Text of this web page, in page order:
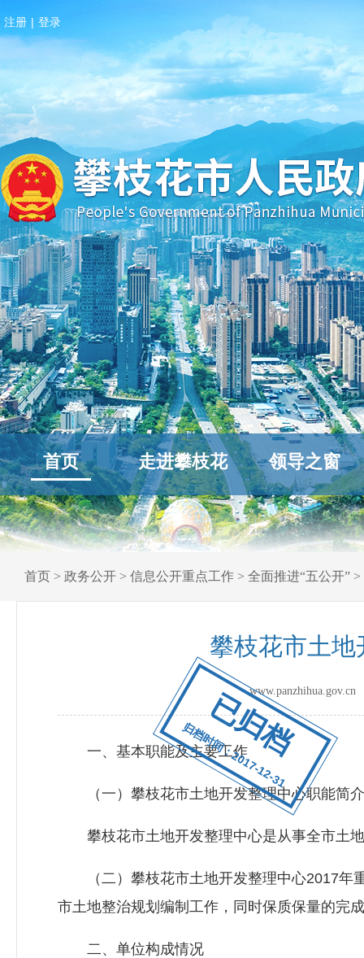
已归档
归档时间：2017-12-31
注册 | 登录
首页 走进攀枝花 领导之窗
首页 > 政务公开 > 信息公开重点工作 > 全面推进“五公开” >
攀枝花市土地
一、基本职能及主要工作
（一）攀枝花市土地开发整理中心职能简
攀枝花市土地开发整理中心是从事全市土地
（二）攀枝花市土地开发整理中心2017年重
市土地整治规划编制工作，同时保质保量的完
二、单位构成情况